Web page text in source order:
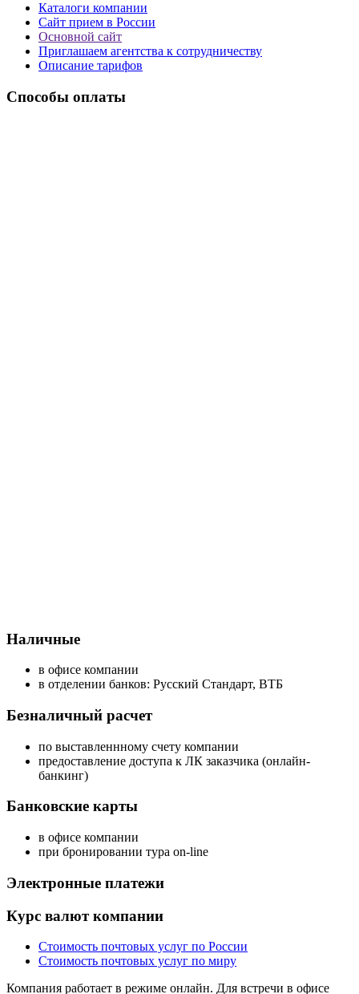
Каталоги компании
Сайт прием в России
Основной сайт
Приглашаем агентства к сотрудничеству
Описание тарифов
Способы оплаты
Наличные
в офисе компании
в отделении банков: Русский Стандарт, ВТБ
Безналичный расчет
по выставленнному счету компании
предоставление доступа к ЛК заказчика (онлайн-
банкинг)
Банковские карты
в офисе компании
при бронировании тура on-line
Электронные платежи
Курс валют компании
Стоимость почтовых услуг по России
Стоимость почтовых услуг по миру
Компания работает в режиме онлайн. Для встречи в офисе